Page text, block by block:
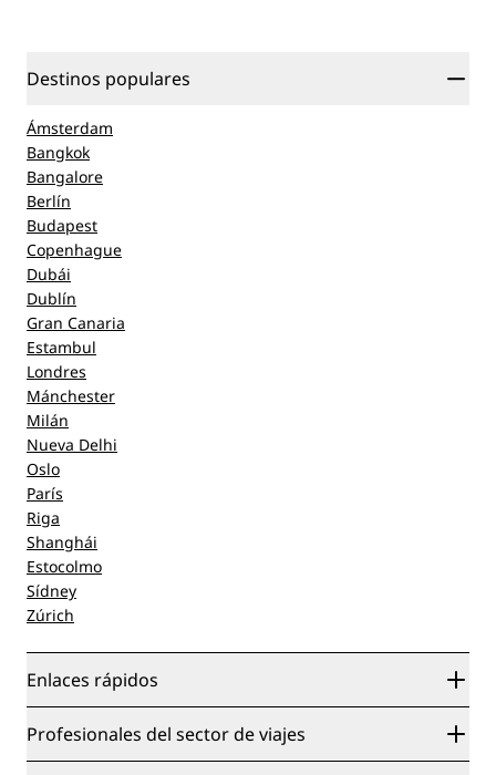
Destinos populares
Ámsterdam
Bangkok
Bangalore
Berlín
Budapest
Copenhague
Dubái
Dublín
Gran Canaria
Estambul
Londres
Mánchester
Milán
Nueva Delhi
Oslo
París
Riga
Shanghái
Estocolmo
Sídney
Zúrich
Enlaces rápidos
Radisson Rewards
Profesionales del sector de viajes